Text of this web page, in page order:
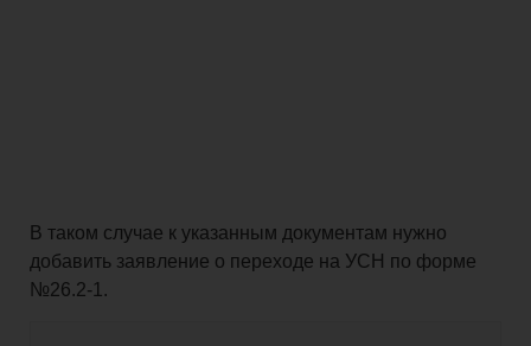
В таком случае к указанным документам нужно
добавить заявление о переходе на УСН по форме
№26.2-1.